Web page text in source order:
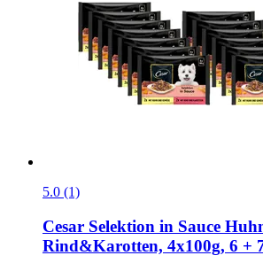
5.0 (1)
Cesar Selektion in Sauce
Rind&Karotten, 4x100g, 6 +